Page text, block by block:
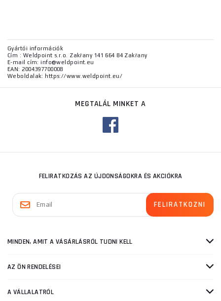
Gyártói információk
Cím : Weldpoint s.r.o. Zakřany 141 664 84 Zakřany
E-mail cím: info@weldpoint.eu
EAN: 2004397700008
Weboldalak: https://www.weldpoint.eu/
MEGTALÁL MINKET A
FELIRATKOZÁS AZ ÚJDONSÁGOKRA ÉS AKCIÓKRA
MINDEN, AMIT A VÁSÁRLÁSRÓL TUDNI KELL
AZ ÖN RENDELÉSEI
A VÁLLALATRÓL